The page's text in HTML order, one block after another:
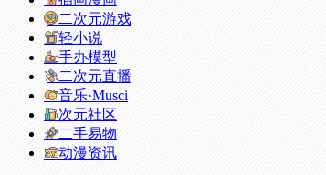
二次元游戏
轻小说
手办模型
二次元直播
音乐·Musci
次元社区
二手易物
动漫资讯